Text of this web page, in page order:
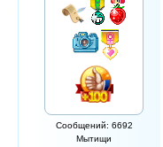
Сообщений: 6692
Мытищи